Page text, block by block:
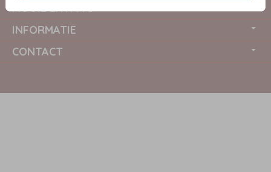
MOOIE EXTRA'S
INFORMATIE
CONTACT